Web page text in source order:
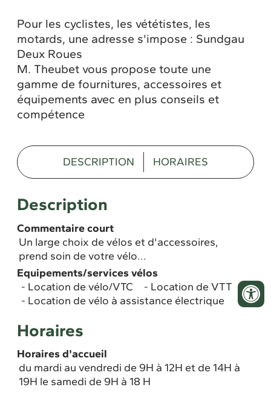
Pour les cyclistes, les vététistes, les
motards, une adresse s'impose : Sundgau
Deux Roues
M. Theubet vous propose toute une
gamme de fournitures, accessoires et
équipements avec en plus conseils et
compétence
DESCRIPTION HORAIRES
Description
Commentaire court
Un large choix de vélos et d'accessoires,
prend soin de votre vélo...
Equipements/services vélos
Location de vélo/VTC
Location de VTT
Location de vélo à assistance électrique
Horaires
Horaires d'accueil
du mardi au vendredi de 9H à 12H et de 14H à
19H le samedi de 9H à 18 H